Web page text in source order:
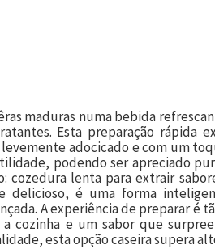
maduras numa bebida
Esta preparação rápida
adocicado e com um
podendo ser apreciado
cozedura lenta para extrair
delicioso, é uma forma
A experiência de preparar
cozinha e um sabor que
esta opção caseira supera